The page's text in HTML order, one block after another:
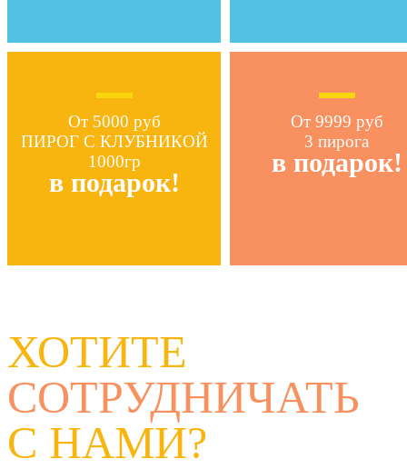
От 5000 руб
ПИРОГ С КЛУБНИКОЙ
1000гр
в подарок!
От 9999 руб
3 пирога
в подарок!
ХОТИТЕ
СОТРУДНИЧАТЬ
С НАМИ?